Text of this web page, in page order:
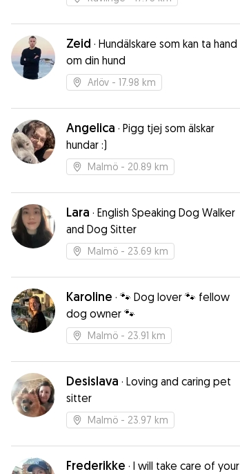
Zeid · Hundälskare som kan ta hand
om din hund
Arlöv - 17.98 km
Angelica · Pigg tjej som älskar
hundar :)
Malmö - 20.89 km
Lara · English Speaking Dog Walker
and Dog Sitter
Malmö - 23.69 km
Karoline · 🐾 Dog lover 🐾 fellow
dog owner 🐾
Malmö - 23.91 km
Desislava · Loving and caring pet
sitter
Malmö - 23.97 km
Frederikke · I will take care of your